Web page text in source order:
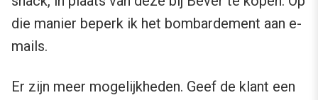
die manier beperk ik het bombardement aan e-
mails.
Er zijn meer mogelijkheden. Geef de klant een